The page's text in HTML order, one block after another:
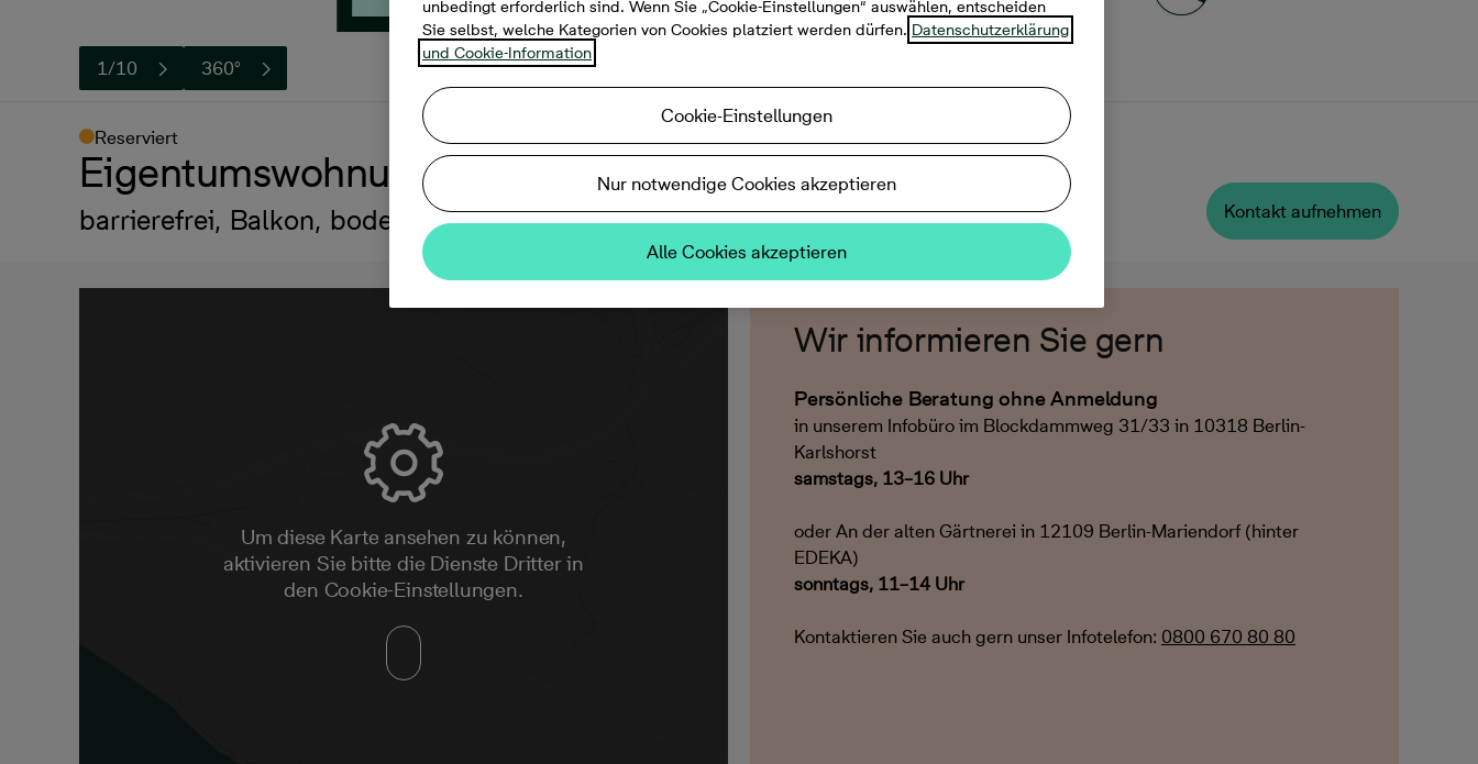
1/10 360°
Reserviert
Eigentumswohnung, 2 Zimmer, 58 m²
barrierefrei, Balkon, bodengleiche Dusche, bodentiefe Fenster Kontakt aufnehmen
Um diese Karte ansehen zu können,
aktivieren Sie bitte die Dienste Dritter in
den Cookie-Einstellungen.
Wir informieren Sie gern
Persönliche Beratung ohne Anmeldung
in unserem Infobüro im Blockdammweg 31/33 in 10318 Berlin-
Karlshorst
samstags, 13–16 Uhr
oder An der alten Gärtnerei in 12109 Berlin-Mariendorf (hinter
EDEKA)
sonntags, 11–14 Uhr
Kontaktieren Sie auch gern unser Infotelefon: 0800 670 80 80
unbedingt erforderlich sind. Wenn Sie „Cookie-Einstellungen“ auswählen, entscheiden
Sie selbst, welche Kategorien von Cookies platziert werden dürfen. Datenschutzerklärung
und Cookie-Information
Cookie-Einstellungen
Nur notwendige Cookies akzeptieren
Alle Cookies akzeptieren